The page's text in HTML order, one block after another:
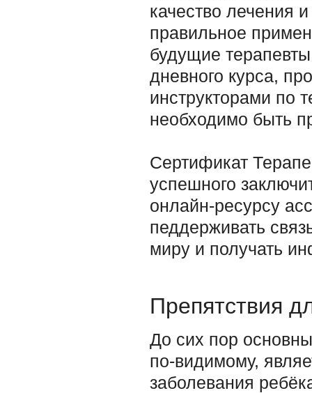
качество лечения
правильное
будущие
дневного курса,
инструкторами по
необходимо быть
Сертификат
успешного
онлайн-ресурсу
педдерживать
миру и получать
Препятствия
До сих пор
по-видимому,
заболевания